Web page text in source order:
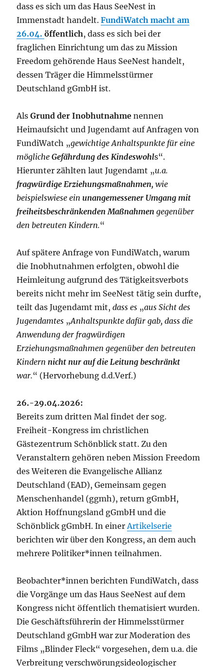
dass es sich um das Haus SeeNest in
Immenstadt handelt.FundiWatch macht am
26.04.öffentlich, dass es sich bei der
fraglichen Einrichtung um das zu Mission
Freedom gehörende Haus SeeNest handelt,
dessen Träger die Himmelsstürmer
Deutschland gGmbH ist.
AlsGrund der Inobhutnahme nennen
Heimaufsicht und Jugendamt auf Anfragen von
FundiWatch „gewichtige Anhaltspunkte für eine
möglicheGefährdung des Kindeswohls“.
Hierunter zählten laut Jugendamt „u.a.
fragwürdige Erziehungsmaßnahmen, wie
beispielswiese ein unangemessener Umgang mit
freiheitsbeschränkenden Maßnahmen gegenüber
den betreuten Kindern.“
Auf spätere Anfrage von FundiWatch, warum
die Inobhutnahmen erfolgten, obwohl die
Heimleitung aufgrund des Tätigkeitsverbots
bereits nicht mehr im SeeNest tätig sein durfte,
teilt das Jugendamt mit,dass es „aus Sicht des
Jugendamtes „Anhaltspunkte dafür gab, dass die
Anwendung der fragwürdigen
Erziehungsmaßnahmen gegenüber den betreuten
Kindern nicht nur auf die Leitung beschränkt
war.“ (Hervorhebung d.d.Verf.)
26.-29.04.2026:
Bereits zum dritten Mal findet der sog.
Freiheit-Kongress im christlichen
Gästezentrum Schönblick statt. Zu den
Veranstaltern gehören neben Mission Freedom
des Weiteren die Evangelische Allianz
Deutschland (EAD), Gemeinsam gegen
Menschenhandel (ggmh), return gGmbH,
Aktion Hoffnungsland gGmbH und die
Schönblick gGmbH. In einer Artikelserie
berichten wir über den Kongress, an dem auch
mehrere Politiker*innen teilnahmen.
Beobachter*innen berichten FundiWatch, dass
die Vorgänge um das Haus SeeNest auf dem
Kongress nicht öffentlich thematisiert wurden.
Die Geschäftsführerin der Himmelsstürmer
Deutschland gGmbH war zur Moderation des
Films „Blinder Fleck“ vorgesehen, dem u.a. die
Verbreitung verschwörungsideologischer